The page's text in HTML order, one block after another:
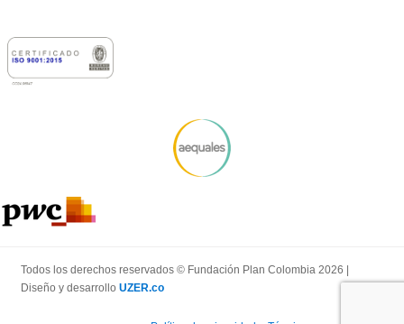
Todos los derechos reservados © Fundación Plan Colombia 2026 |
Diseño y desarrollo UZER.co